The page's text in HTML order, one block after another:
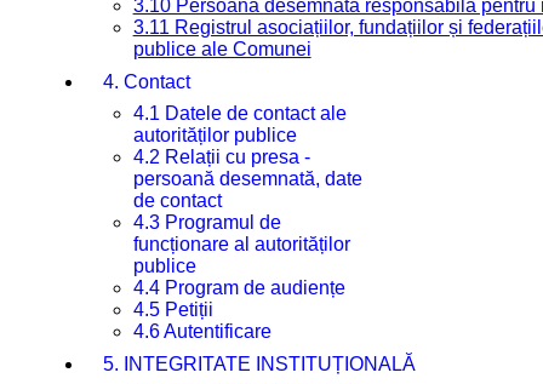
3.10 Persoana desemnată responsabilă
3.11 Registrul asociațiilor, fundațiilor și
publice ale Comunei
4. Contact
4.1 Datele de contact ale
autorităților publice
4.2 Relații cu presa -
persoană desemnată, date
de contact
4.3 Programul de
funcționare al autorităților
publice
4.4 Program de audiențe
4.5 Petiții
4.6 Autentificare
5. INTEGRITATE INSTITUȚIONALĂ